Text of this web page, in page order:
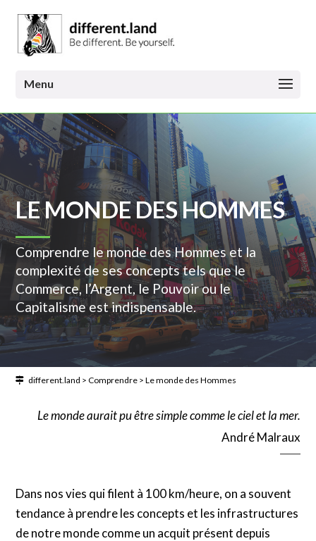
LE MONDE DES HOMMES
Comprendre le monde des Hommes et la
complexité de ses concepts tels que le
Commerce, l’Argent, le Pouvoir ou le
Capitalisme est indispensable.
different.land >Comprendre >Le monde des Hommes
Le monde aurait pu être simple comme le ciel et la mer.
André Malraux
Dans nos vies qui filent à 100 km/heure, on a souvent
tendance à prendre les concepts et les infrastructures
de notre monde comme un acquit présent depuis